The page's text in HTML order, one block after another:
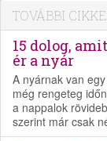
TOVÁBBI
15 dolog,
ér a nyár
A nyárnak van
még rengeteg
a nappalok
szerint már csak